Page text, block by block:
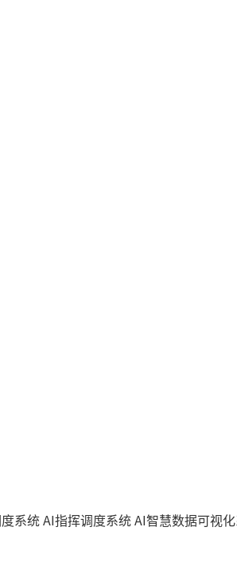
系统AI指挥调度系统AI智慧数据可视